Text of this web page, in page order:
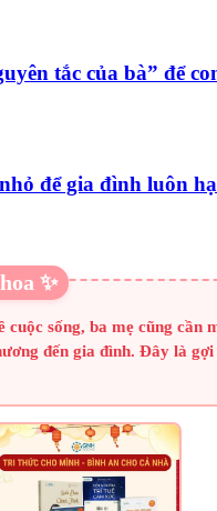
tắc của bà” để
để gia đình luôn
✨
sống, ba mẹ cũng cần
đến gia đình. Đây là gợi